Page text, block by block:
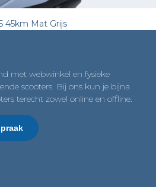
45km Mat Grijs
met webwinkel en fysieke
scooters. Bij ons kun je bijna
terecht zowel online en offline.